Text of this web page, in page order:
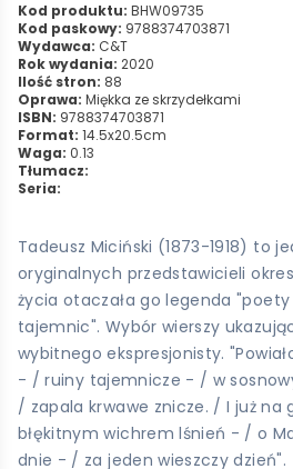
Kod produktu: BHW09735
Kod paskowy: 9788374703871
Wydawca: C&T
Rok wydania: 2020
Ilość stron: 88
Oprawa: Miękka ze skrzydełkami
ISBN: 9788374703871
Format: 14.5x20.5cm
Waga: 0.13
Tłumacz:
Seria:
Tadeusz Miciński (1873-1918) to
oryginalnych przedstawicieli
życia otaczała go legenda
tajemnic". Wybór wierszy
wybitnego ekspresjonisty.
- / ruiny tajemnicze - / w
/ zapala krwawe znicze. / I już na
błękitnym wichrem lśnień - / o
dnie - / za jeden wieszczy dzień".